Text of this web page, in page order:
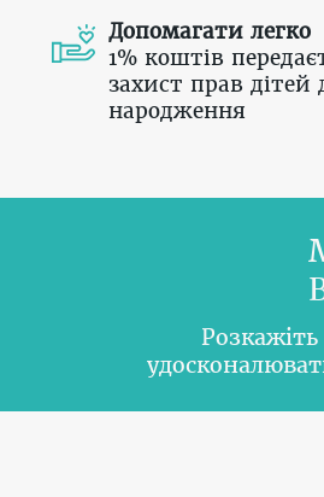
Допомагати легко
1% коштів
захист прав дітей
народження